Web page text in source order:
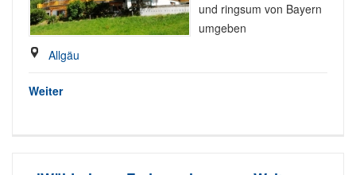
und ringsum von Bayern
umgeben
Allgäu
Weiter